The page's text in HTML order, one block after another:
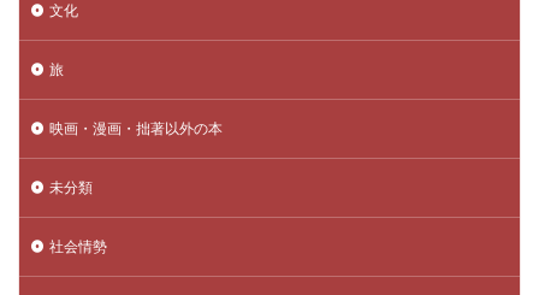
文化
旅
映画・漫画・拙著以外の本
未分類
社会情勢